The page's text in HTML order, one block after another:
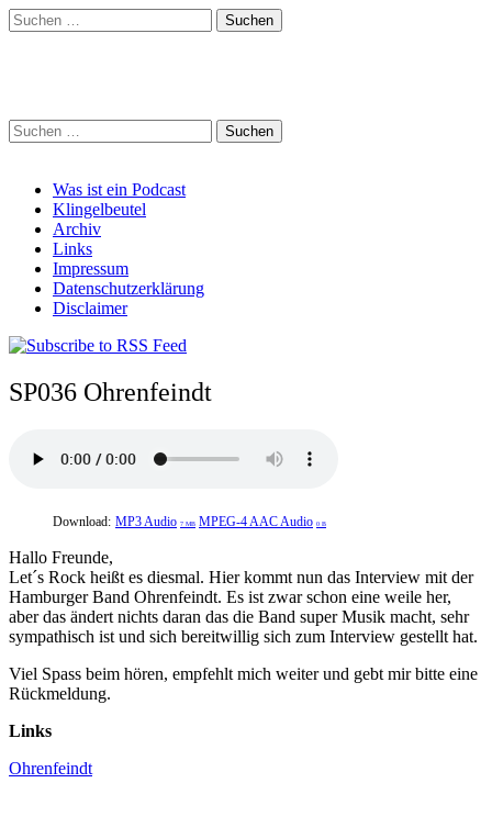
Suchen
nach:
Suchen
nach:
Main
menu
Skip
content
Was ist ein Podcast
Klingelbeutel
Archiv
Links
Impressum
Datenschutzerklärung
Disclaimer
SP036 Ohrenfeindt
Download: MP3 Audio 7 MB MPEG-4 AAC Audio 0 B
Hallo Freunde,
Let´s Rock heißt es diesmal. Hier kommt nun das Interview mit der
Hamburger Band Ohrenfeindt. Es ist zwar schon eine weile her,
aber das ändert nichts daran das die Band super Musik macht, sehr
sympathisch ist und sich bereitwillig sich zum Interview gestellt hat.
Viel Spass beim hören, empfehlt mich weiter und gebt mir bitte eine
Rückmeldung.
Links
Ohrenfeindt